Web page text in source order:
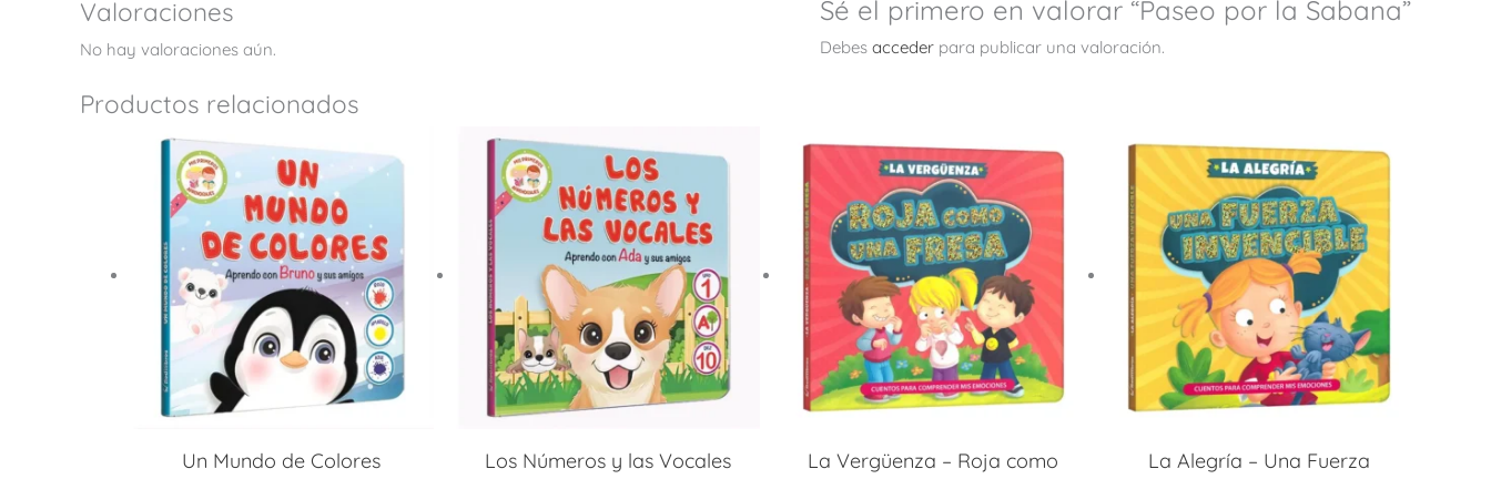
Valoraciones
No hay valoraciones aún.
Sé el primero en valorar “Paseo por la Sabana”
Debes acceder para publicar una valoración.
Productos relacionados
Un Mundo de Colores Los Números y las Vocales
La Vergüenza – Roja como
La Alegría – Una Fuerza